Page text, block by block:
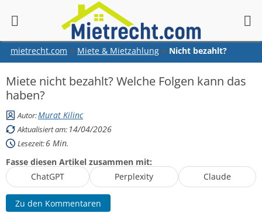
mietrecht.com Miete & Mietzahlung Nicht bezahlt?
Miete nicht bezahlt? Welche Folgen kann das
haben?
Autor:Murat Kilinc
Aktualisiert am: 14/04/2026
Lesezeit:6 Min.
Fasse diesen Artikel zusammen mit:
ChatGPT
Perplexity Claude
Zu den Kommentaren